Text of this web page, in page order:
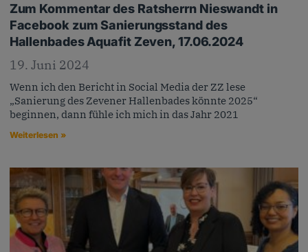
Zum Kommentar des Ratsherrn Nieswandt in
Facebook zum Sanierungsstand des
Hallenbades Aquafit Zeven, 17.06.2024
19. Juni 2024
Wenn ich den Bericht in Social Media der ZZ lese
„Sanierung des Zevener Hallenbades könnte 2025“
beginnen, dann fühle ich mich in das Jahr 2021
Weiterlesen »